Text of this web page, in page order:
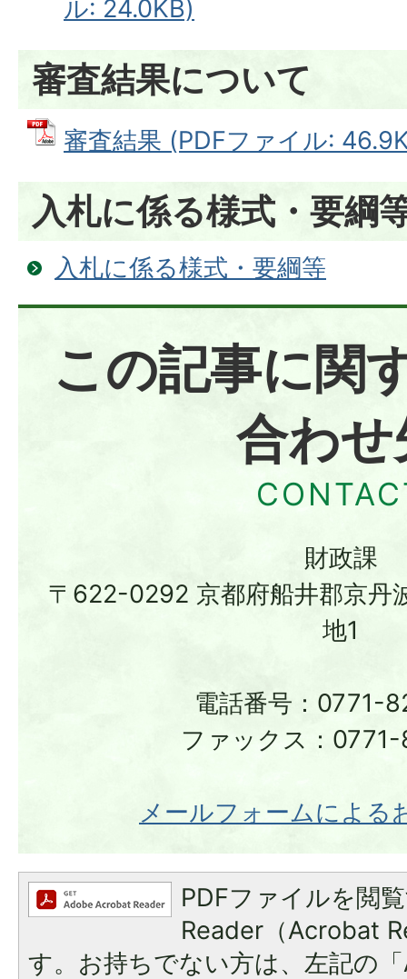
ル: 24.0KB)
審査結果について
審査結果 (PDFファイル:
入札に係る様式・要綱
入札に係る様式・要綱等
この記事に関
合わせ
財政課
〒622-0292 京都府船井郡京丹
地1
電話番号：0771-
ファックス：
メールフォームによる
PDFファイルを閲
Reader（Acrobat
す。お持ちでない方は、左記の